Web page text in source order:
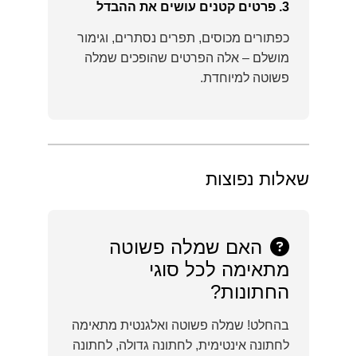
3. פרטים קטנים עושים את ההבדל
כפתורים מכוסים, תפרים נסתרים, וגימור
מושלם – אלה הפרטים שהופכים שמלה
פשוטה למיוחדת.
שאלות נפוצות
האם שמלה פשוטה
מתאימה לכל סוגי
החתונות?
בהחלט! שמלה פשוטה ואלגנטית מתאימה
לחתונה אינטימית, לחתונה גדולה, לחתונה